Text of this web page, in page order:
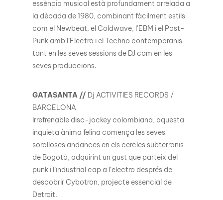
essència musical està profundament arrelada a
la dècada de 1980, combinant fàcilment estils
com el Newbeat, el Coldwave, l’EBM i el Post-
Punk amb l’Electro i el Techno contemporanis
tant en les seves sessions de DJ com en les
seves produccions.
GATASANTA // Dj ACTIVITIES RECORDS /
BARCELONA
Irrefrenable disc-jockey colombiana, aquesta
inquieta ànima felina comença les seves
sorolloses andances en els cercles subterranis
de Bogotà, adquirint un gust que parteix del
punk i l’industrial cap a l’electro després de
descobrir Cybotron, projecte essencial de
Detroit.